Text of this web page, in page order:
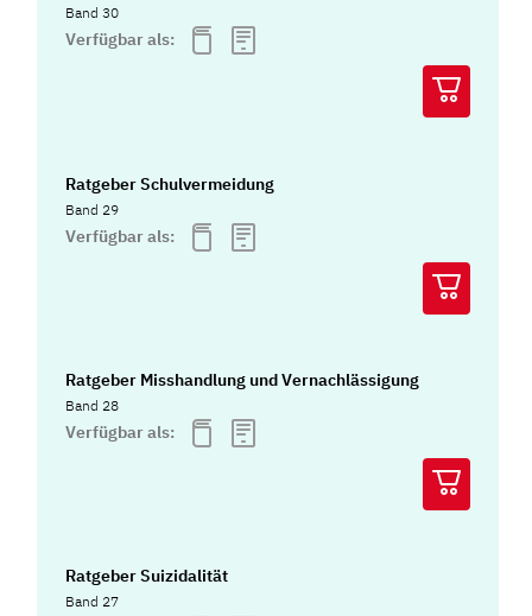
Band 30
Verfügbar als:
Ratgeber Schulvermeidung
Band 29
Verfügbar als:
Ratgeber Misshandlung und Vernachlässigung
Band 28
Verfügbar als:
Ratgeber Suizidalität
Band 27